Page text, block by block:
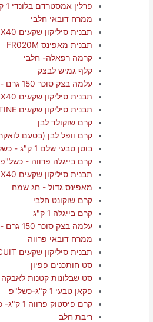
פרלין אמסטרדם בלונדי 1 ק"ג
ממרח דובאי חלבי
תבנית סיליקון שקעים DELICE - 30X40
תבנית מאפינס FR020M
קרמה רפאלה- חלבי
קלף גמיש לבצק
עלמה בצק סוכר 150 גרם - צהוב
תבנית סיליקון שקעים SFERE 20mm - 30X40
תבנית סיליקון שקעים FR019 FLORENTINE
קרם שוקולד לבן
קרם וופל לבן (בטעם
בוטן טבעי שלם 1 ק"ג - כשל"פ
קרם בייגלה פרווה - כשל"פ
תבנית סיליקון שקעים SFERE 30 mm - 30X40
מאפינס גדול - חג שמח
קרם שוקונט חלבי
קרם בייגלה 1 ק"ג
עלמה בצק סוכר 150 גרם - חום
ממרח דובאי פרווה
תבנית סיליקון שקעים FR023M DISCO PER BISCUIT
סט חותכנים פפיון
סט שבלונות קטנות לאבקה
פקאן טבעי 1 ק"ג-כשל"פ
קרם פיסטוק פרווה 1 ק"ג- כשל"פ
ריבת חלב